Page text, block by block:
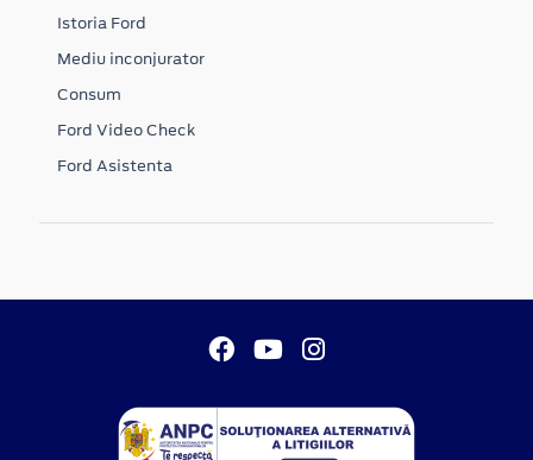
Istoria Ford
Mediu inconjurator
Consum
Ford Video Check
Ford Asistenta